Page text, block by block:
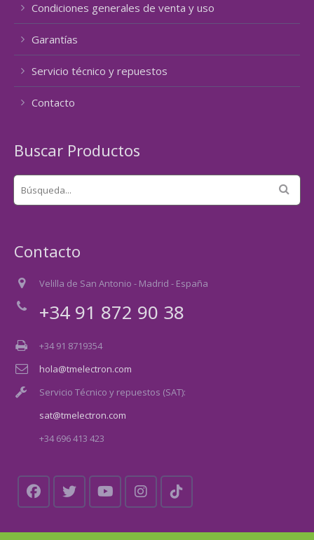
Condiciones generales de venta y uso
Garantías
Servicio técnico y repuestos
Contacto
Buscar Productos
Contacto
Velilla de San Antonio - Madrid - España
+34 91 872 90 38
+34 91 8719354
hola@tmelectron.com
Servicio Técnico y repuestos (SAT):
sat@tmelectron.com
+34 696 413 423